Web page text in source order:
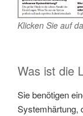
Klicken Sie auf
Was ist die
Sie benötigen
Systemhärtung,